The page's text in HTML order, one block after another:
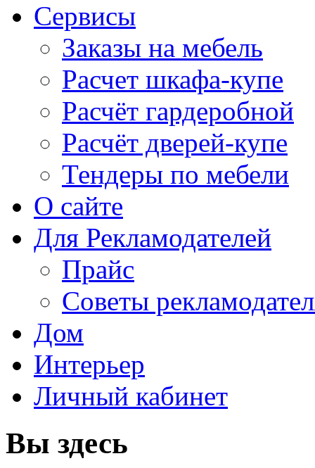
Сервисы
Заказы на мебель
Расчет шкафа-купе
Расчёт гардеробной
Расчёт дверей-купе
Тендеры по мебели
О сайте
Для Рекламодателей
Прайс
Советы
Дом
Интерьер
Личный кабинет
Вы здесь